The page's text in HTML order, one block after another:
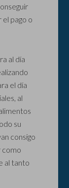
pago o
al día
el día
al
su
consigo
como
al tanto